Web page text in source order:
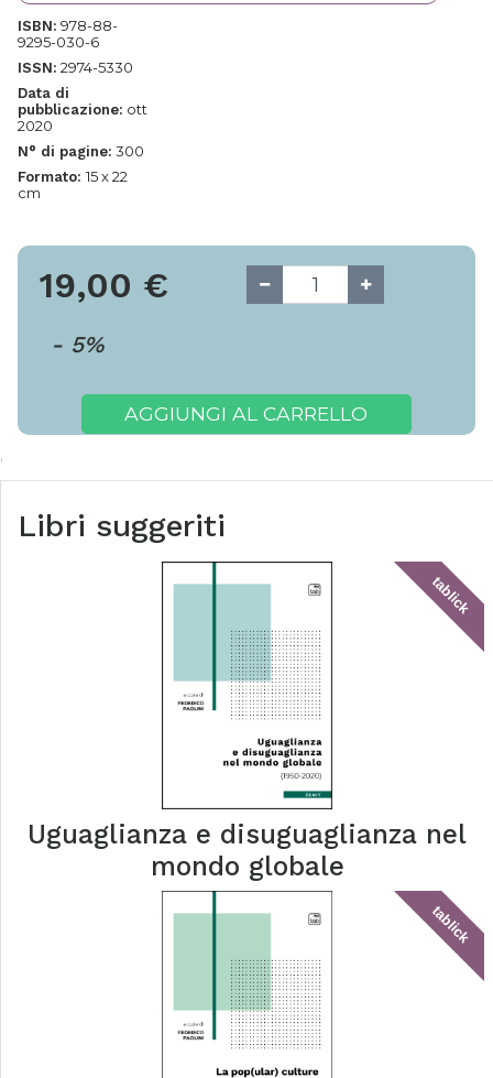
ISBN: 978-88-
9295-030-6
ISSN: 2974-5330
Data di
pubblicazione: ott
2020
N° di pagine: 300
Formato: 15 x 22
cm
19,00 €
- 5%
AGGIUNGI AL CARRELLO
Libri suggeriti
tablick
Uguaglianza e disuguaglianza nel
mondo globale
tablick